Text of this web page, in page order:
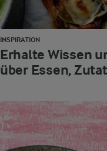
INSPIRATION
Erhalte Wissen
über Essen,